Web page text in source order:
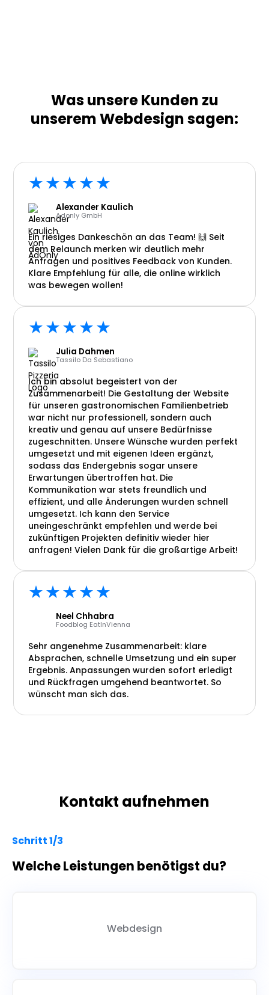
Was unsere Kunden zu
unserem Webdesign sagen:
★★★★★
Alexander Kaulich
Adonly GmbH
Ein riesiges Dankeschön an das Team! 🙌 Seit
dem Relaunch merken wir deutlich mehr
Anfragen und positives Feedback von Kunden.
Klare Empfehlung für alle, die online wirklich
was bewegen wollen!
★★★★★
Julia Dahmen
Tassilo Da Sebastiano
Ich bin absolut begeistert von der
Zusammenarbeit! Die Gestaltung der Website
für unseren gastronomischen Familienbetrieb
war nicht nur professionell, sondern auch
kreativ und genau auf unsere Bedürfnisse
zugeschnitten. Unsere Wünsche wurden perfekt
umgesetzt und mit eigenen Ideen ergänzt,
sodass das Endergebnis sogar unsere
Erwartungen übertroffen hat. Die
Kommunikation war stets freundlich und
effizient, und alle Änderungen wurden schnell
umgesetzt. Ich kann den Service
uneingeschränkt empfehlen und werde bei
zukünftigen Projekten definitiv wieder hier
anfragen! Vielen Dank für die großartige Arbeit!
★★★★★
Neel Chhabra
Foodblog EatInVienna
Sehr angenehme Zusammenarbeit: klare
Absprachen, schnelle Umsetzung und ein super
Ergebnis. Anpassungen wurden sofort erledigt
und Rückfragen umgehend beantwortet. So
wünscht man sich das.
Kontakt aufnehmen
Schritt 1/3
Welche Leistungen benötigst du?
Webdesign